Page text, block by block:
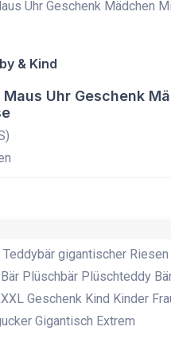
& Kind
Uhr Geschenk